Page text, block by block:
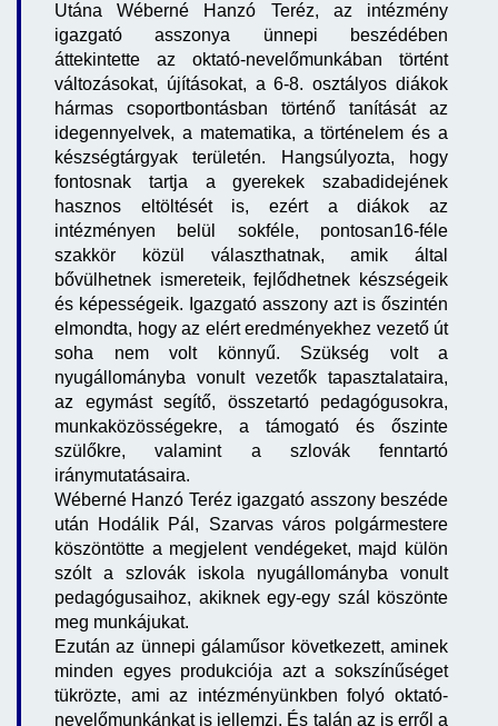
Utána Wéberné Hanzó Teréz, az intézmény
igazgató asszonya ünnepi beszédében
áttekintette az oktató-nevelőmunkában történt
változásokat, újításokat, a 6-8. osztályos diákok
hármas csoportbontásban történő tanítását az
idegennyelvek, a matematika, a történelem és a
készségtárgyak területén. Hangsúlyozta, hogy
fontosnak tartja a gyerekek szabadidejének
hasznos eltöltését is, ezért a diákok az
intézményen belül sokféle, pontosan16-féle
szakkör közül választhatnak, amik által
bővülhetnek ismereteik, fejlődhetnek készségeik
és képességeik. Igazgató asszony azt is őszintén
elmondta, hogy az elért eredményekhez vezető út
soha nem volt könnyű. Szükség volt a
nyugállományba vonult vezetők tapasztalataira,
az egymást segítő, összetartó pedagógusokra,
munkaközösségekre, a támogató és őszinte
szülőkre, valamint a szlovák fenntartó
iránymutatásaira.
Wéberné Hanzó Teréz igazgató asszony beszéde
után Hodálik Pál, Szarvas város polgármestere
köszöntötte a megjelent vendégeket, majd külön
szólt a szlovák iskola nyugállományba vonult
pedagógusaihoz, akiknek egy-egy szál köszönte
meg munkájukat.
Ezután az ünnepi gálaműsor következett, aminek
minden egyes produkciója azt a sokszínűséget
tükrözte, ami az intézményünkben folyó oktató-
nevelőmunkánkat is jellemzi. És talán az is erről a